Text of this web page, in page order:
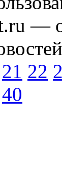
—
21 22
40